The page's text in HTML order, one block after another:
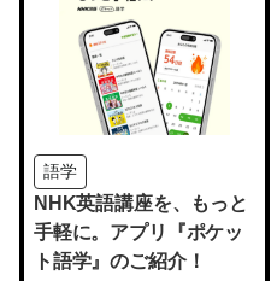
語学
NHK英語講座を、もっと
手軽に。アプリ『ポケッ
ト語学』のご紹介！